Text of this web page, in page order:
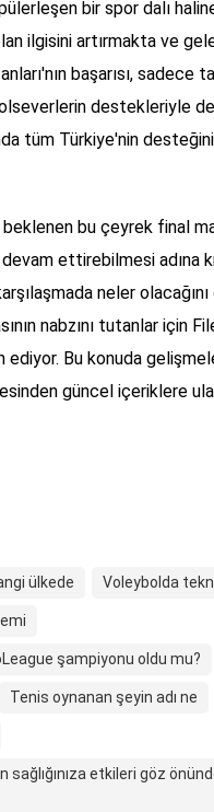
bir spor dalı
ilgisini artırmakta ve
başarısı, sadece
destekleriyle
tüm Türkiye'nin
bu çeyrek final
devam ettirebilmesi
neler
nabzını tutanlar için
ediyor. Bu konuda
güncel içeriklere
ülkede Voleybolda
şampiyonu oldu mu?
Tenis oynanan şeyin adı ne
sağlığınıza etkileri göz